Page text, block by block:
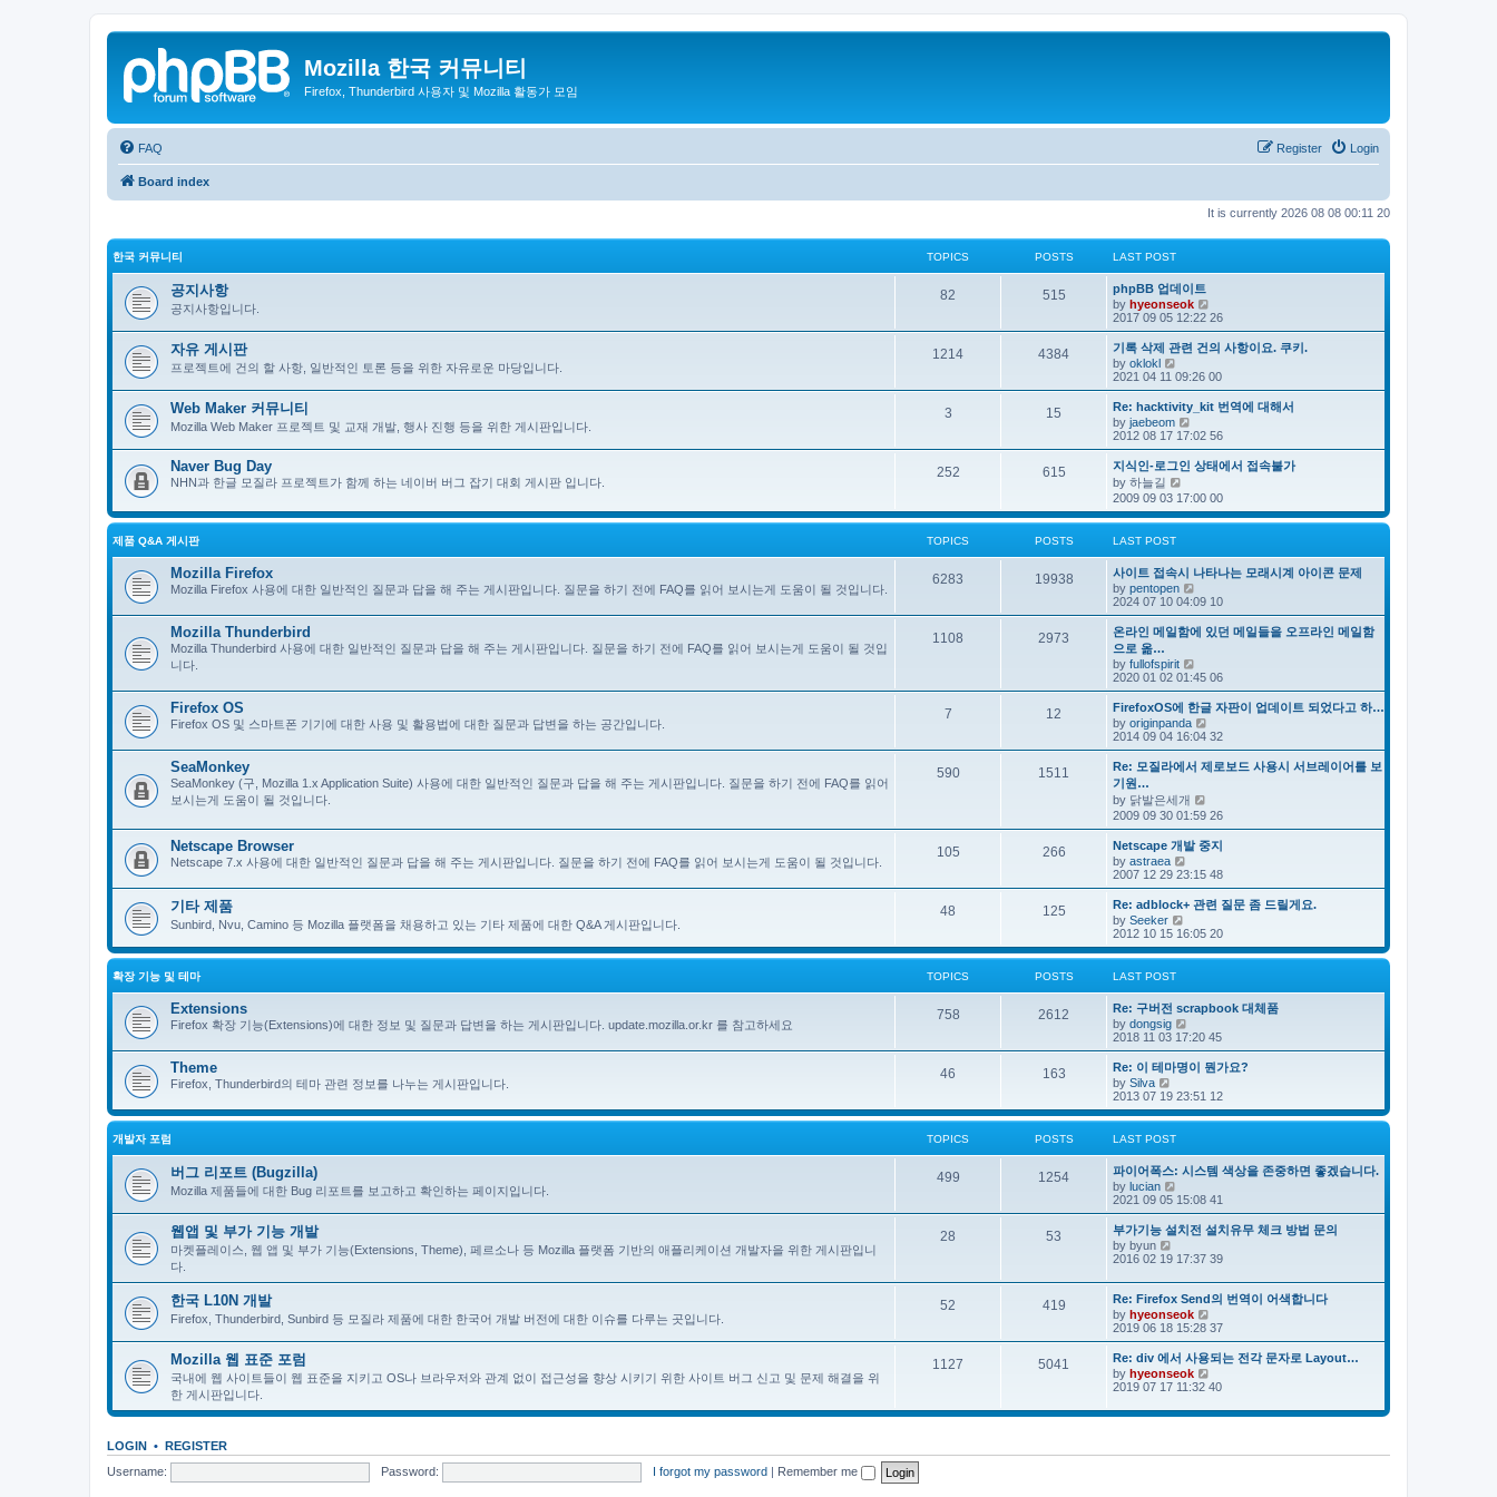
Mozilla 한국 커뮤니티
Firefox, Thunderbird 사용자 및 Mozilla 활동가 모임
FAQ Login
Register
Board index
It is currently 2026 08 08 00:11 20
한국 커뮤니티 TOPICS POSTS LAST POST
공지사항
공지사항입니다.
82 515
phpBB 업데이트
by hyeonseok
i
e
w
t
h
e
l
a
e
s
t
p
s
t
2017 09 05 12:22 26
자유 게시판
프로젝트에 건의 할 사항, 일반적인 토론 등을 위한 자유로운 마당입니다.
1214 4384
기록 삭제 관련 건의 사항이요. 쿠키.
by oklokl
i
e
w
t
h
e
l
a
t
e
s
t
s
t
2021 04 11 09:26 00
Web Maker 커뮤니티
Mozilla Web Maker 프로젝트 및 교재 개발, 행사 진행 등을 위한 게시판입니다.
3 15
Re: hacktivity_kit 번역에 대해서
by jaebeom
i
e
w
e
l
a
e
s
t
p
o
s
t
2012 08 17 17:02 56
Naver Bug Day
NHN과 한글 모질라 프로젝트가 함께 하는 네이버 버그 잡기 대회 게시판 입니다.
252 615
지식인-로그인 상태에서 접속불가
by 하늘길
i
w
e
l
a
t
e
s
t
o
s
t
2009 09 03 17:00 00
제품 Q&A 게시판 TOPICS POSTS LAST POST
Mozilla Firefox
Mozilla Firefox 사용에 대한 일반적인 질문과 답을 해 주는 게시판입니다. 질문을 하기 전에 FAQ를 읽어 보시는게 도움이 될 것입니다.
6283 19938
사이트 접속시 나타나는 모래시계 아이콘 문제
by pentopen
i
e
w
t
l
a
t
e
s
t
p
o
t
2024 07 10 04:09 10
Mozilla Thunderbird
Mozilla Thunderbird 사용에 대한 일반적인 질문과 답을 해 주는 게시판입니다. 질문을 하기 전에 FAQ를 읽어 보시는게 도움이 될 것입
니다.
1108 2973
온라인 메일함에 있던 메일들을 오프라인 메일함
으로 옮…
by fullofspirit
i
e
w
t
h
e
l
a
e
s
t
o
t
2020 01 02 01:45 06
Firefox OS
Firefox OS 및 스마트폰 기기에 대한 사용 및 활용법에 대한 질문과 답변을 하는 공간입니다.
7 12
FirefoxOS에 한글 자판이 업데이트 되었다고 하…
by originpanda
i
e
w
t
l
a
t
e
s
o
t
2014 09 04 16:04 32
SeaMonkey
SeaMonkey (구, Mozilla 1.x Application Suite) 사용에 대한 일반적인 질문과 답을 해 주는 게시판입니다. 질문을 하기 전에 FAQ를 읽어
보시는게 도움이 될 것입니다.
590 1511
Re: 모질라에서 제로보드 사용시 서브레이어를 보
기원…
by 닭발은세개
w
t
e
l
a
e
s
t
t
2009 09 30 01:59 26
Netscape Browser
Netscape 7.x 사용에 대한 일반적인 질문과 답을 해 주는 게시판입니다. 질문을 하기 전에 FAQ를 읽어 보시는게 도움이 될 것입니다.
105 266
Netscape 개발 중지
by astraea
i
e
w
t
h
e
l
e
s
p
s
t
2007 12 29 23:15 48
기타 제품
Sunbird, Nvu, Camino 등 Mozilla 플랫폼을 채용하고 있는 기타 제품에 대한 Q&A 게시판입니다.
48 125
Re: adblock+ 관련 질문 좀 드릴게요.
by Seeker
i
e
w
l
a
t
e
s
p
s
2012 10 15 16:05 20
확장 기능 및 테마 TOPICS POSTS LAST POST
Extensions
Firefox 확장 기능(Extensions)에 대한 정보 및 질문과 답변을 하는 게시판입니다. update.mozilla.or.kr 를 참고하세요
758 2612
Re: 구버전 scrapbook 대체품
by dongsig
i
e
w
h
e
l
e
s
p
s
t
2018 11 03 17:20 45
Theme
Firefox, Thunderbird의 테마 관련 정보를 나누는 게시판입니다.
46 163
Re: 이 테마명이 뭔가요?
by Silva
i
e
w
t
l
a
t
e
s
p
s
t
2013 07 19 23:51 12
개발자 포럼 TOPICS POSTS LAST POST
버그 리포트 (Bugzilla)
Mozilla 제품들에 대한 Bug 리포트를 보고하고 확인하는 페이지입니다.
499 1254
파이어폭스: 시스템 색상을 존중하면 좋겠습니다.
by lucian
i
e
w
t
h
e
a
t
e
s
t
p
o
s
2021 09 05 15:08 41
웹앱 및 부가 기능 개발
마켓플레이스, 웹 앱 및 부가 기능(Extensions, Theme), 페르소나 등 Mozilla 플랫폼 기반의 애플리케이션 개발자을 위한 게시판입니
다.
28 53
부가기능 설치전 설치유무 체크 방법 문의
by byun
i
w
t
h
e
a
t
e
s
p
t
2016 02 19 17:37 39
한국 L10N 개발
Firefox, Thunderbird, Sunbird 등 모질라 제품에 대한 한국어 개발 버전에 대한 이슈를 다루는 곳입니다.
52 419
Re: Firefox Send의 번역이 어색합니다
by hyeonseok
i
e
w
t
h
e
a
s
2019 06 18 15:28 37
Mozilla 웹 표준 포럼
국내에 웹 사이트들이 웹 표준을 지키고 OS나 브라우저와 관계 없이 접근성을 향상 시키기 위한 사이트 버그 신고 및 문제 해결을 위
한 게시판입니다.
1127 5041
Re: div 에서 사용되는 전각 문자로 Layout…
by hyeonseok
i
w
e
2019 07 17 11:32 40
LOGIN • REGISTER
Username:
Password: I forgot my password | Remember me